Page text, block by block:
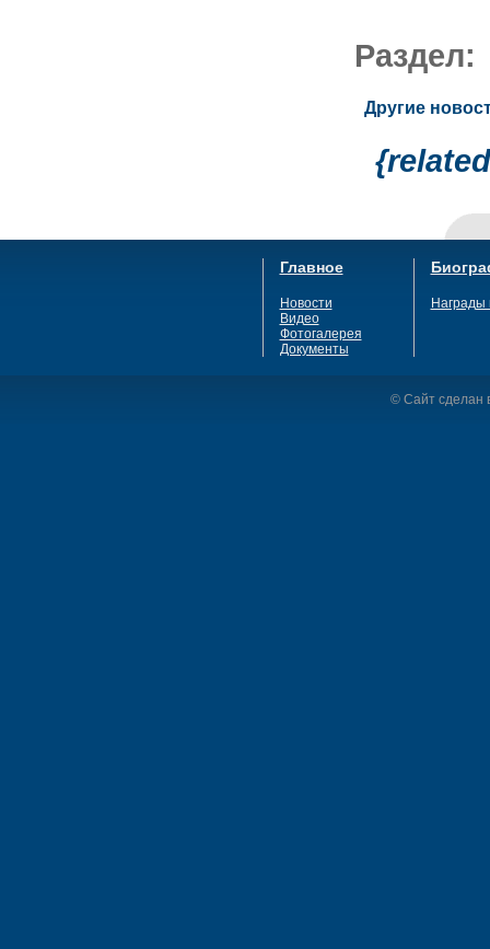
Другие
Главное
Новости
Видео
Фотогалерея
Документы
Награды
© Сайт сделан